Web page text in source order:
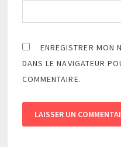
ENREGISTRER MON
DANS LE NAVIGATEUR
COMMENTAIRE.